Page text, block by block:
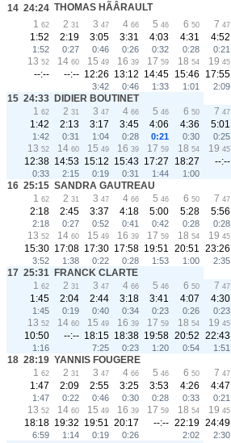
14 24:24 THOMAS HÃÂRAULT
1 62 2 31 3 47 4 66 5 46 6 50 7 47
1:52
2:19 3:05 3:31 4:03 4:31 4:52
1:52 0:27 0:46 0:26 0:32 0:28 0:21
13 52 14 60 15 49 16 39 17 59 18 54 19 45
--:-- --:-- 12:26 13:12 14:45 15:46 17:55
3:42 0:46 1:33 1:01 2:09
15 24:33 DIDIER BOUTINET
1 62 2 31 3 47 4 66 5 46 6 50 7 47
1:42
2:13 3:17 3:45 4:06 4:36 5:01
1:42 0:31 1:04 0:28 0:21 0:30 0:25
13 52 14 60 15 49 16 39 17 59 18 54 19 45
12:38 14:53 15:12 15:43 17:27 18:27 --:--
0:33 2:15 0:19 0:31 1:44 1:00
16 25:15 SANDRA GAUTREAU
1 62 2 31 3 47 4 66 5 46 6 50 7 47
2:18
2:45 3:37 4:18 5:00 5:28 5:56
2:18 0:27 0:52 0:41 0:42 0:28 0:28
13 52 14 60 15 49 16 39 17 59 18 54 19 45
15:30 17:08 17:30 17:58 19:51 20:51 23:26
3:52 1:38 0:22 0:28 1:53 1:00 2:35
17 25:31 FRANCK CLARTE
1 62 2 31 3 47 4 66 5 46 6 50 7 47
1:45
2:04 2:44 3:18 3:41 4:07 4:30
1:45 0:19 0:40 0:34 0:23 0:26 0:23
13 52 14 60 15 49 16 39 17 59 18 54 19 45
10:50 --:-- 18:15 18:38 19:58 20:52 22:43
1:16 7:25 0:23 1:20 0:54 1:51
18 28:19 YANNIS FOUGERE
1 62 2 31 3 47 4 66 5 46 6 50 7 47
1:47
2:09 2:55 3:25 3:53 4:26 4:47
1:47 0:22 0:46 0:30 0:28 0:33 0:21
13 52 14 60 15 49 16 39 17 59 18 54 19 45
18:18 19:32 19:51 20:17 --:-- 22:19 24:49
6:59 1:14 0:19 0:26 2:02 2:30